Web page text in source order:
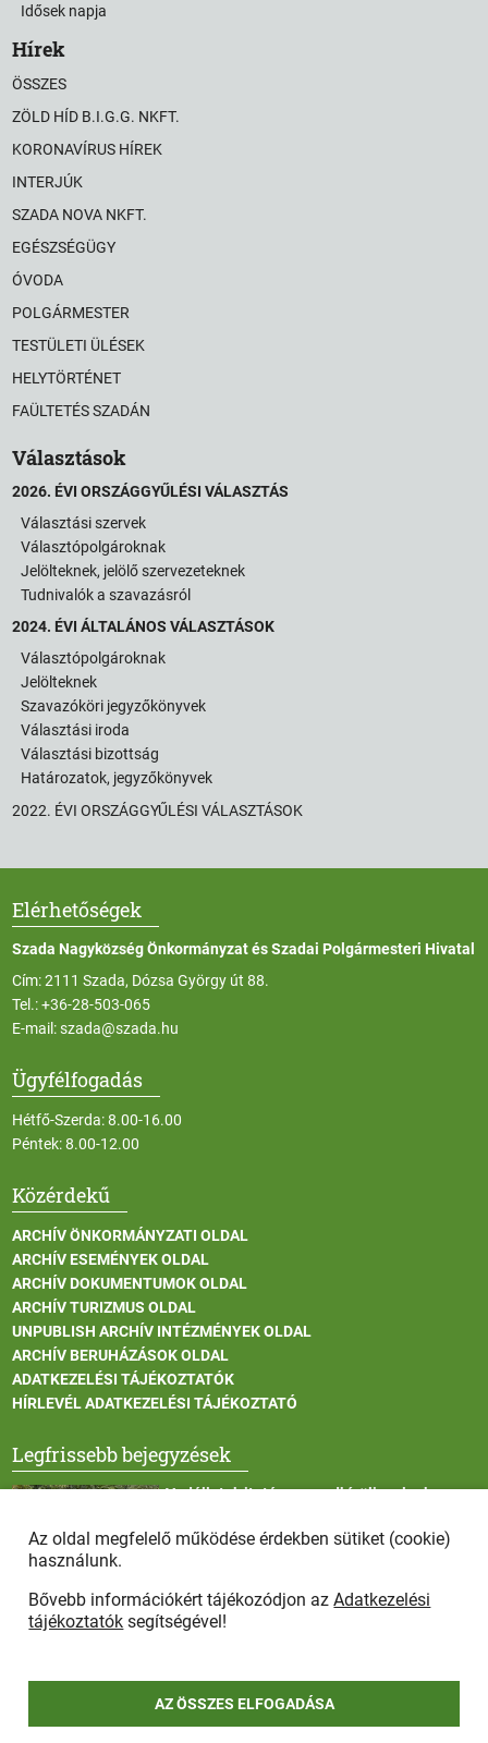
Idősek napja
Hírek
ÖSSZES
ZÖLD HÍD B.I.G.G. NKFT.
KORONAVÍRUS HÍREK
INTERJÚK
SZADA NOVA NKFT.
EGÉSZSÉGÜGY
ÓVODA
POLGÁRMESTER
TESTÜLETI ÜLÉSEK
HELYTÖRTÉNET
FAÜLTETÉS SZADÁN
Választások
2026. ÉVI ORSZÁGGYŰLÉSI VÁLASZTÁS
Választási szervek
Választópolgároknak
Jelölteknek, jelölő szervezeteknek
Tudnivalók a szavazásról
2024. ÉVI ÁLTALÁNOS VÁLASZTÁSOK
Választópolgároknak
Jelölteknek
Szavazóköri jegyzőkönyvek
Választási iroda
Választási bizottság
Határozatok, jegyzőkönyvek
2022. ÉVI ORSZÁGGYŰLÉSI VÁLASZTÁSOK
Elérhetőségek
Szada Nagyközség Önkormányzat és Szadai Polgármesteri Hivatal
Cím: 2111 Szada, Dózsa György út 88.
Tel.:+36-28-503-065
E-mail:szada@szada.hu
Ügyfélfogadás
Hétfő-Szerda: 8.00-16.00
Péntek: 8.00-12.00
Közérdekű
ARCHÍV ÖNKORMÁNYZATI OLDAL
ARCHÍV ESEMÉNYEK OLDAL
ARCHÍV DOKUMENTUMOK OLDAL
ARCHÍV TURIZMUS OLDAL
UNPUBLISH ARCHÍV INTÉZMÉNYEK OLDAL
ARCHÍV BERUHÁZÁSOK OLDAL
ADATKEZELÉSI TÁJÉKOZTATÓK
HÍRLEVÉL ADATKEZELÉSI TÁJÉKOZTATÓ
Legfrissebb bejegyzések
Vadállatok itatása a rendkívüli melegben
Afrikai sertéspestis - kérések a lakosság felé
Az oldal megfelelő működése érdekben sütiket (cookie)
használunk.
Bővebb információkért tájékozódjon azAdatkezelési
tájékoztatók segítségével!
AZ ÖSSZES ELFOGADÁSA